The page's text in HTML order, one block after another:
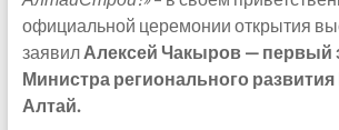
официальной церемонии открытия
заявил Алексей Чакыров — первый
Министра регионального
Алтай.